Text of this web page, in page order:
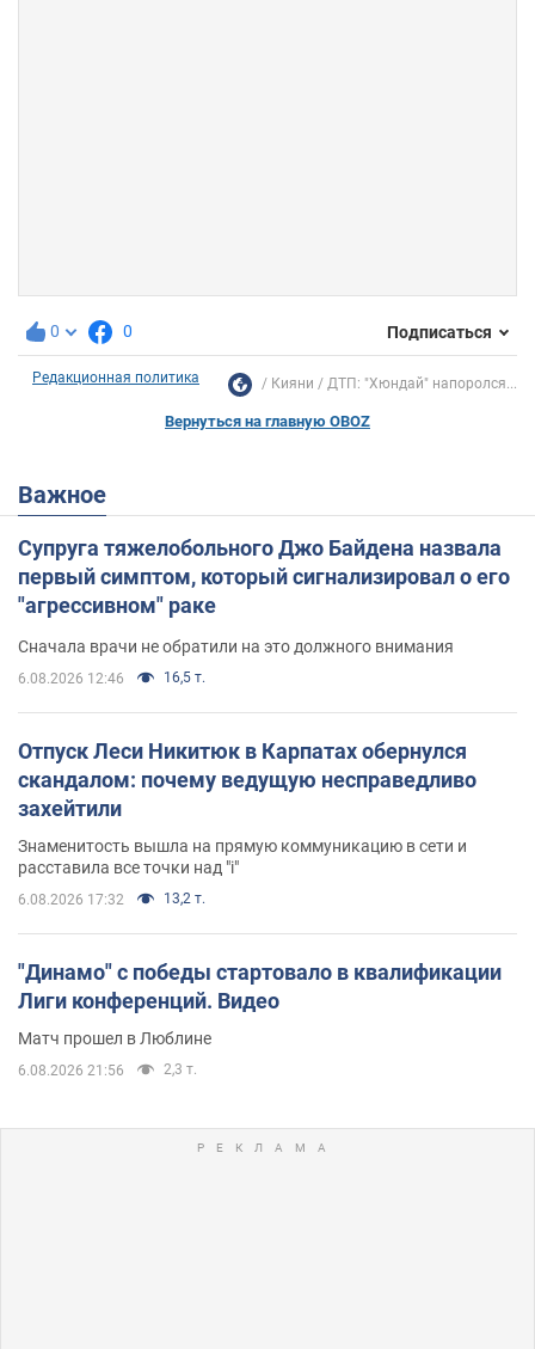
0 0 Подписаться
Редакционная политика Кияни ДТП: "Хюндай" напоролся...
Вернуться на главную OBOZ
Важное
Супруга тяжелобольного Джо Байдена назвала
первый симптом, который сигнализировал о его
"агрессивном" раке
Сначала врачи не обратили на это должного внимания
6.08.2026 12:46 16,5 т.
Отпуск Леси Никитюк в Карпатах обернулся
скандалом: почему ведущую несправедливо
захейтили
Знаменитость вышла на прямую коммуникацию в сети и
расставила все точки над "i"
6.08.2026 17:32 13,2 т.
"Динамо" с победы стартовало в квалификации
Лиги конференций. Видео
Матч прошел в Люблине
6.08.2026 21:56 2,3 т.